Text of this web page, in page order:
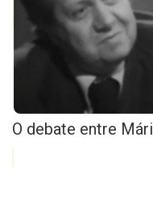
O debate entre